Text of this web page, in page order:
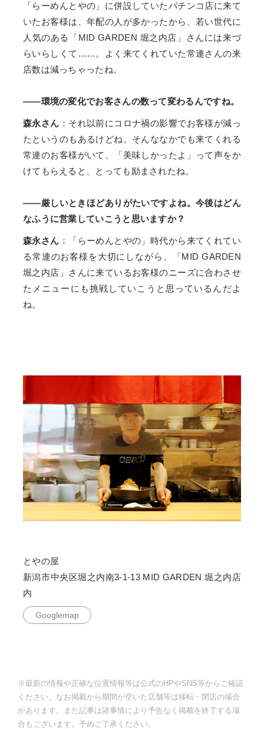
「らーめんとやの」に併設していたパチンコ店に来て
いたお客様は、年配の人が多かったから、若い世代に
人気のある「MID GARDEN 堀之内店」さんには来づ
らいらしくて……。よく来てくれていた常連さんの来
店数は減っちゃったね。
——環境の変化でお客さんの数って変わるんですね。
森永さん ：それ以前にコロナ禍の影響でお客様が減っ
たというのもあるけどね。そんななかでも来てくれる
常連のお客様がいて、「美味しかったよ」って声をか
けてもらえると、とっても励まされたね。
——厳しいときほどありがたいですよね。今後はどん
なふうに営業していこうと思いますか？
森永さん ：「らーめんとやの」時代から来てくれてい
る常連のお客様を大切にしながら、「MID GARDEN
堀之内店」さんに来ているお客様のニーズに合わさせ
たメニューにも挑戦していこうと思っているんだよ
ね。
とやの屋
新潟市中央区堀之内南3-1-13 MID GARDEN 堀之内店
内
Googlemap
※最新の情報や正確な位置情報等は公式のHPやSNS等からご確認
ください。なお掲載から期間が空いた店舗等は移転・閉店の場合
があります。また記事は諸事情により予告なく掲載を終了する場
合もございます。予めご了承ください。